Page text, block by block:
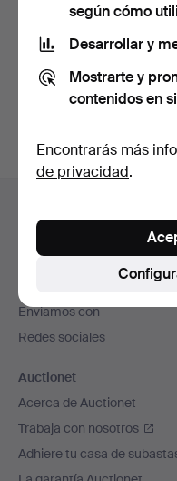
También puedes
subastas concluidas.
en
de
página
Contacta con el servicio
Todas las casas de
Enviamos con
Redes sociales
Auctionet
Acerca de Auctionet
Trabaja con nosotros
Adhiere tu casa de
según cómo
Desarrollar y
Mostrarte y
contenidos en
Encontrarás más
de privacidad.